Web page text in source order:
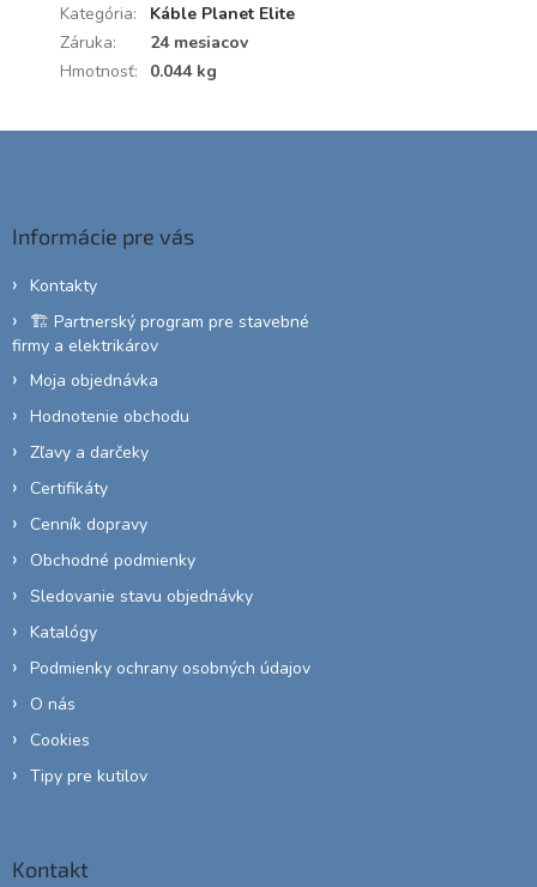
Kategória:
Káble Planet Elite
Záruka:
24 mesiacov
Hmotnosť: 0.044 kg
Informácie pre vás
Kontakty
🏗️ Partnerský program pre stavebné
firmy a elektrikárov
Moja objednávka
Hodnotenie obchodu
Zľavy a darčeky
Certifikáty
Cenník dopravy
Obchodné podmienky
Sledovanie stavu objednávky
Katalógy
Podmienky ochrany osobných údajov
O nás
Cookies
Tipy pre kutilov
Kontakt